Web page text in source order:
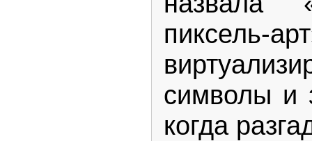
пиксель-
символы и
когда